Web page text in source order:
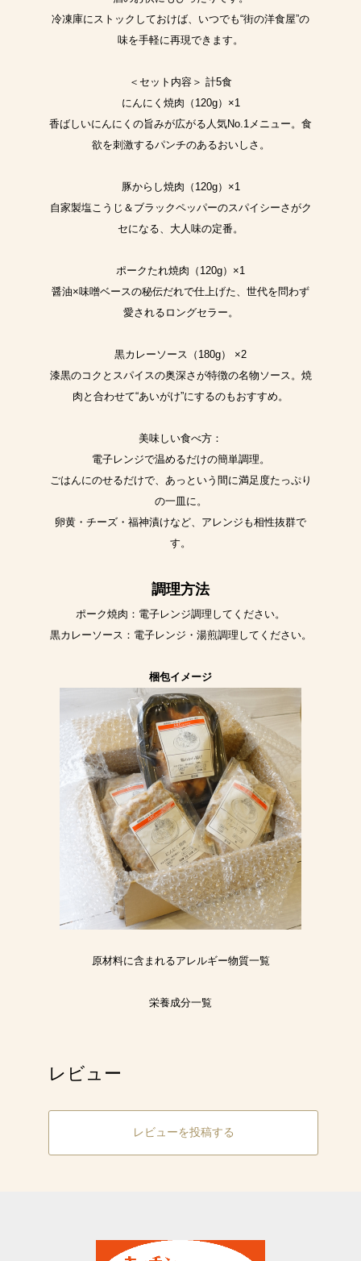
冷凍庫にストックしておけば、いつでも“街の洋食屋”の
味を手軽に再現できます。
＜セット内容＞ 計5食
にんにく焼肉（120g）×1
香ばしいにんにくの旨みが広がる人気No.1メニュー。食
欲を刺激するパンチのあるおいしさ。
豚からし焼肉（120g）×1
自家製塩こうじ＆ブラックペッパーのスパイシーさがク
セになる、大人味の定番。
ポークたれ焼肉（120g）×1
醤油×味噌ベースの秘伝だれで仕上げた、世代を問わず
愛されるロングセラー。
黒カレーソース（180g） ×2
漆黒のコクとスパイスの奥深さが特徴の名物ソース。焼
肉と合わせて“あいがけ”にするのもおすすめ。
美味しい食べ方：
電子レンジで温めるだけの簡単調理。
ごはんにのせるだけで、あっという間に満足度たっぷり
の一皿に。
卵黄・チーズ・福神漬けなど、アレンジも相性抜群で
す。
調理方法
ポーク焼肉：電子レンジ調理してください。
黒カレーソース：電子レンジ・湯煎調理してください。
梱包イメージ
原材料に含まれるアレルギー物質一覧
栄養成分一覧
レビュー
レビューを投稿する